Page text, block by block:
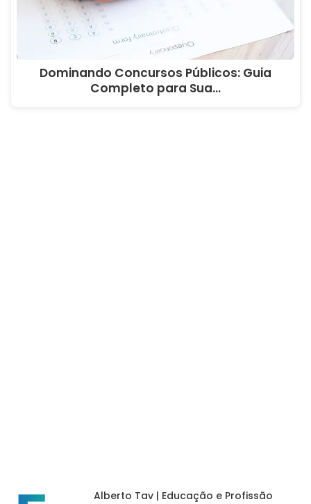
Dominando Concursos Públicos: Guia
Completo para Sua…
Alberto Tav | Educação e Profissão